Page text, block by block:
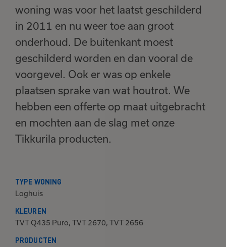
woning was voor het laatst geschilderd
in 2011 en nu weer toe aan groot
onderhoud. De buitenkant moest
geschilderd worden en dan vooral de
voorgevel. Ook er was op enkele
plaatsen sprake van wat houtrot. We
hebben een offerte op maat uitgebracht
en mochten aan de slag met onze
Tikkurila producten.
TYPE WONING
Loghuis
KLEUREN
TVT Q435 Puro, TVT 2670, TVT 2656
PRODUCTEN